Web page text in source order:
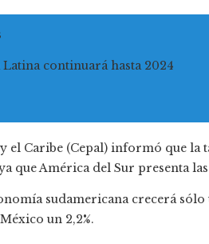
Caribe (Cepal) informó que la
que América del Sur presenta
sudamericana crecerá sólo
un 2,2%.